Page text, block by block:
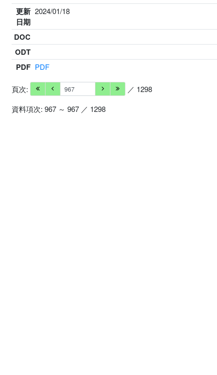
更新
日期
2024/01/18
DOC
ODT
PDF PDF
頁次:
／ 1298
資料項次: 967 ～ 967 ／ 1298